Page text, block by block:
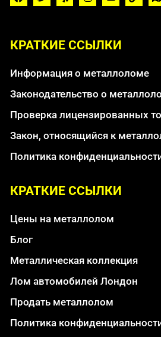
КРАТКИЕ ССЫЛКИ
Информация о металлоломе
Законодательство о
Проверка лицензированных
Закон, относящийся к
Политика
КРАТКИЕ ССЫЛКИ
Цены на металлолом
Блог
Металлическая коллекция
Лом автомобилей Лондон
Продать металлолом
Политика